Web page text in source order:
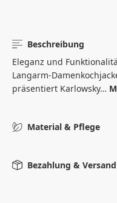
Beschreibung
Eleganz und
Langarm-
präsentiert Karlowsky…
Material & Pflege
Bezahlung & Versand